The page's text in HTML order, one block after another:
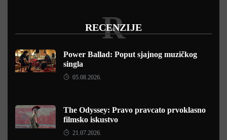
RECENZIJE
R
Power Ballad: Poput sjajnog muzičkog
singla
05.08.2026.
The Odyssey: Pravo pravcato prvoklasno
filmsko iskustvo
21.07.2026.